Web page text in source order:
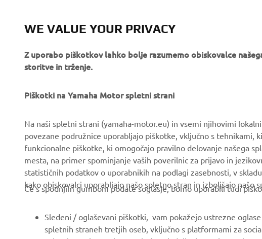
PODJETJA
O nas
Press
Brošure
Delo pri Yamahi
Trgovec
Pravilnik o spoštovanju
Sistemi eBike
Igrišča za golf
Prvi odzivi
Avtošole
Robotics
Tehničke informacije za
novisne trgovce
WE VALUE YOUR PRIVACY
Z uporabo piškotkov lahko bolje razumemo obiskovalce
storitve in trženje.
Piškotki na Yamaha Motor spletni strani
Na naši spletni strani (yamaha-motor.eu) in vsemi njihovimi
povezane podružnice uporabljajo piškotke, vključno s
funkcionalne piškotke, ki omogočajo pravilno delovanje našega
mesta, na primer spominjanje vaših poverilnic za prijavo in
statističnih podatkov o uporabnikih na podlagi zasebnosti, v
kako obiskovalci uporabljajo našo spletno stran in izboljšajo
Če s spodnjim gumbom podate soglasje, bomo uporabili tudi
Sledeni / oglaševani piškotki, vam pokažejo ustrezne
spletnih straneh tretjih oseb, vključno s platformami za